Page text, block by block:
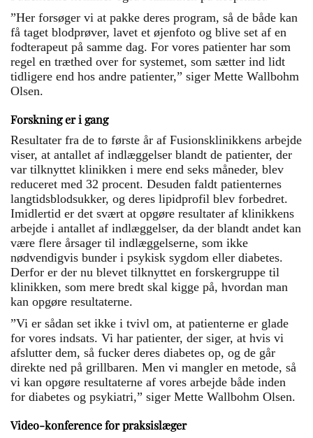
”Her forsøger vi at pakke deres program, så de både kan
få taget blodprøver, lavet et øjenfoto og blive set af en
fodterapeut på samme dag. For vores patienter har som
regel en træthed over for systemet, som sætter ind lidt
tidligere end hos andre patienter,” siger Mette Wallbohm
Olsen.
Forskning er i gang
Resultater fra de to første år af Fusionsklinikkens arbejde
viser, at antallet af indlæggelser blandt de patienter, der
var tilknyttet klinikken i mere end seks måneder, blev
reduceret med 32 procent. Desuden faldt patienternes
langtidsblodsukker, og deres lipidprofil blev forbedret.
Imidlertid er det svært at opgøre resultater af klinikkens
arbejde i antallet af indlæggelser, da der blandt andet kan
være flere årsager til indlæggelserne, som ikke
nødvendigvis bunder i psykisk sygdom eller diabetes.
Derfor er der nu blevet tilknyttet en forskergruppe til
klinikken, som mere bredt skal kigge på, hvordan man
kan opgøre resultaterne.
”Vi er sådan set ikke i tvivl om, at patienterne er glade
for vores indsats. Vi har patienter, der siger, at hvis vi
afslutter dem, så fucker deres diabetes op, og de går
direkte ned på grillbaren. Men vi mangler en metode, så
vi kan opgøre resultaterne af vores arbejde både inden
for diabetes og psykiatri,” siger Mette Wallbohm Olsen.
Video-konference for praksislæger